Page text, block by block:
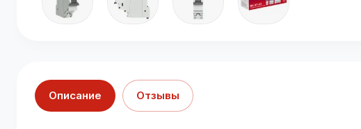
Описание Отзывы